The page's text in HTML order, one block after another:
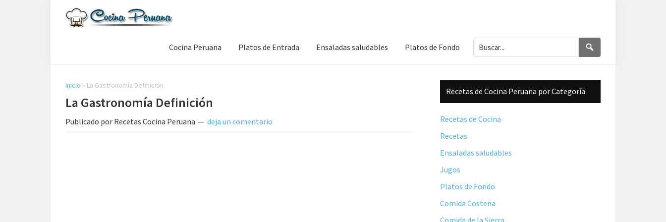
de
Comida
Peruana
Cocina Peruana Platos de Entrada Ensaladas saludables Platos de Fondo Buscar...
Inicio » La Gastronomía Definición
La Gastronomía Definición
Publicado por Recetas Cocina Peruana deja un comentario
Barra
lateral
principal
Recetas de Cocina Peruana por Categoría
Recetas de Cocina
Recetas
Ensaladas saludables
Jugos
Platos de Fondo
Comida Costeña
Comida de la Sierra